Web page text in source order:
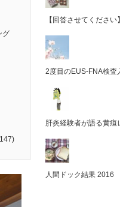
グ
【回答させてくださ
2度目のEUS-FNA検査
肝炎経験者が語る黄
人間ドック結果 2016